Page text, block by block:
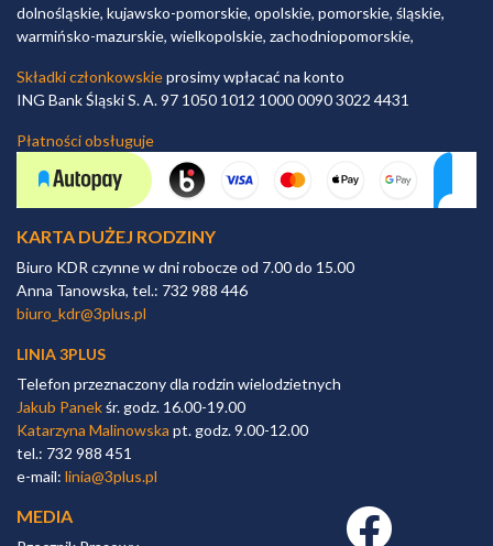
dolnośląskie, kujawsko-pomorskie, opolskie, pomorskie, śląskie,
warmińsko-mazurskie, wielkopolskie, zachodniopomorskie,
Składki członkowskieprosimy wpłacać na konto
ING Bank Śląski S. A. 97 1050 1012 1000 0090 3022 4431
Płatności obsługuje
KARTA DUŻEJ RODZINY
Biuro KDR czynne w dni robocze od 7.00 do 15.00
Anna Tanowska, tel.: 732 988 446
biuro_kdr@3plus.pl
LINIA 3PLUS
Telefon przeznaczony dla rodzin wielodzietnych
Jakub Panekśr. godz. 16.00-19.00
Katarzyna Malinowska pt. godz. 9.00-12.00
tel.: 732 988 451
e-mail: linia@3plus.pl
MEDIA Facebook link